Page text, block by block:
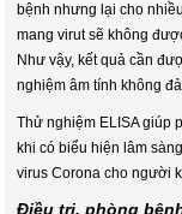
bệnh nhưng lại cho
mang virut sẽ không
Như vậy, kết quả cần
nghiệm âm tính không
Thử nghiệm ELISA giúp
khi có biểu hiện lâm
virus Corona cho người
Điều trị, phòng